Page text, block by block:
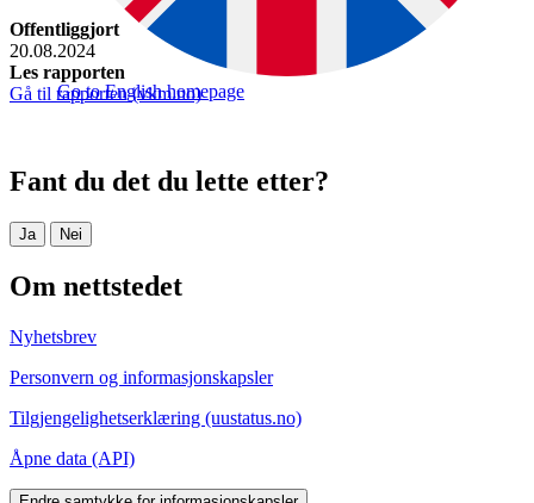
Go to English homepage
Offentliggjort
20.08.2024
Les rapporten
Gå til rapporten(vkm.no)
Fant du det du lette etter?
Ja Nei
Om nettstedet
Nyhetsbrev
Personvern og informasjonskapsler
Tilgjengelighetserklæring (uustatus.no)
Åpne data (API)